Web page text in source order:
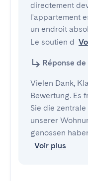
directement
l'appartement
un endroit
Le soutien d
Réponse
Vielen Dank,
Bewertung. Es
Sie die
unserer
genossen
Voir plus